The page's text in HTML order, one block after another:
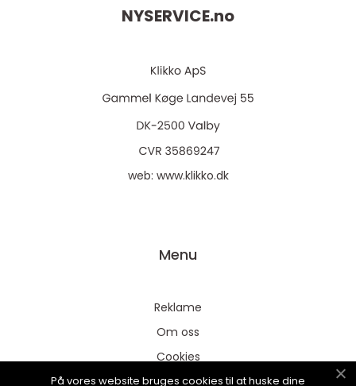
NYSERVICE.no
web: www.klikko.dk
Menu
Reklame
Om oss
Cookies
Kontakt Oss
På vores website bruges cookies til at huske dine